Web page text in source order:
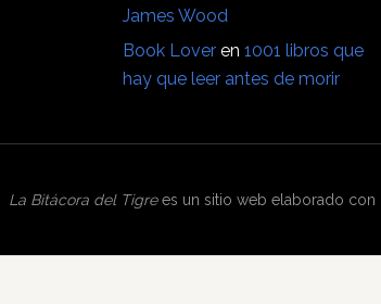
James Wood
Book Lover en1001 libros que
hay que leer antes de morir
La Bitácora del Tigrees un sitio web elaborado con